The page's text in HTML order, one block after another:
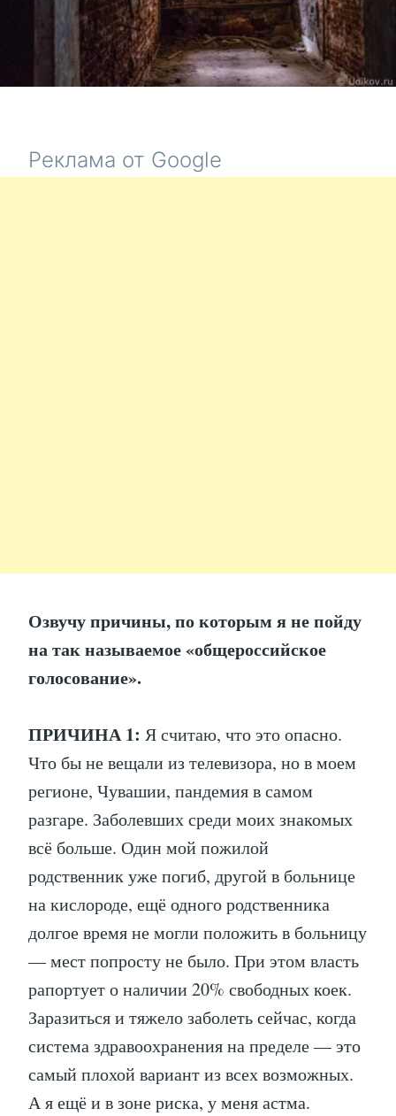
Реклама от Google
Озвучу причины, по которым я не пойду
на так называемое «общероссийское
голосование».
ПРИЧИНА 1: Я считаю, что это опасно.
Что бы не вещали из телевизора, но в моем
регионе, Чувашии, пандемия в самом
разгаре. Заболевших среди моих знакомых
всё больше. Один мой пожилой
родственник уже погиб, другой в больнице
на кислороде, ещё одного родственника
долгое время не могли положить в больницу
— мест попросту не было. При этом власть
рапортует о наличии 20% свободных коек.
Заразиться и тяжело заболеть сейчас, когда
система здравоохранения на пределе — это
самый плохой вариант из всех возможных.
А я ещё и в зоне риска, у меня астма.